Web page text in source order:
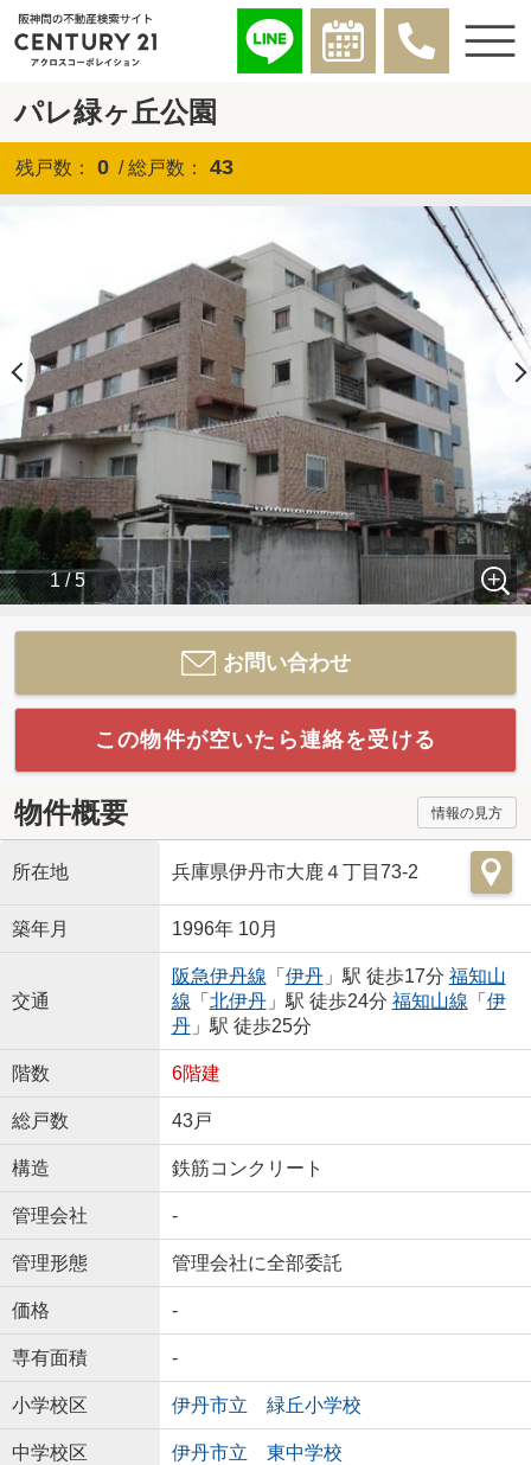
パレ緑ヶ丘公園
残戸数： 0 / 総戸数： 43
1 / 5
お問い合わせ
この物件が空いたら連絡を受ける
物件概要 情報の見方
所在地 兵庫県伊丹市大鹿４丁目73-2
築年月 1996年 10月
交通
阪急伊丹線 「 伊丹」駅 徒歩17分 福知山
線 「 北伊丹」駅 徒歩24分 福知山線 「 伊
丹」駅 徒歩25分
階数 6階建
総戸数 43戸
構造 鉄筋コンクリート
管理会社 -
管理形態 管理会社に全部委託
価格 -
専有面積 -
小学校区 伊丹市立 緑丘小学校
中学校区 伊丹市立 東中学校